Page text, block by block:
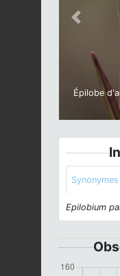
Épilobe
Previous
Synonymes
Epilobium